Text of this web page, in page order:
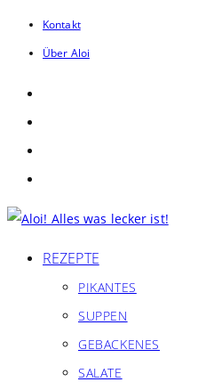
Zum
Kontakt
Über Aloi
REZEPTE
PIKANTES
SUPPEN
GEBACKENES
SALATE